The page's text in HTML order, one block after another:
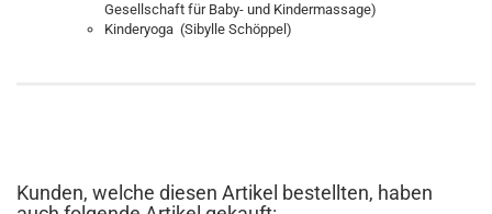
Gesellschaft für Baby- und Kindermassage)
Kinderyoga (Sibylle Schöppel)
Kunden, welche diesen Artikel bestellten, haben